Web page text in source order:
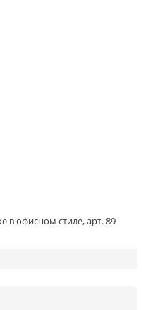
в офисном стиле, арт. 89-